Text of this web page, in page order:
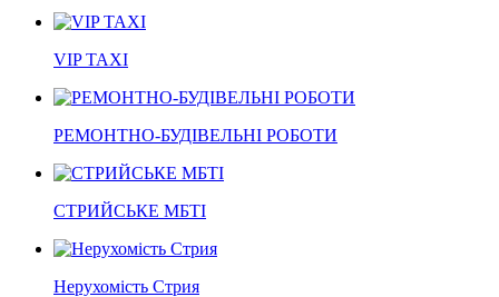
VIP TAXI
РЕМОНТНО-БУДІВЕЛЬНІ РОБОТИ
СТРИЙСЬКЕ МБТІ
Нерухомість Стрия